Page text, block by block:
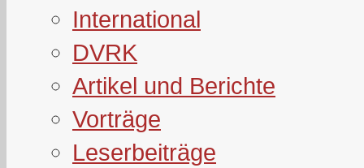
International
DVRK
Artikel und Berichte
Vorträge
Leserbeiträge